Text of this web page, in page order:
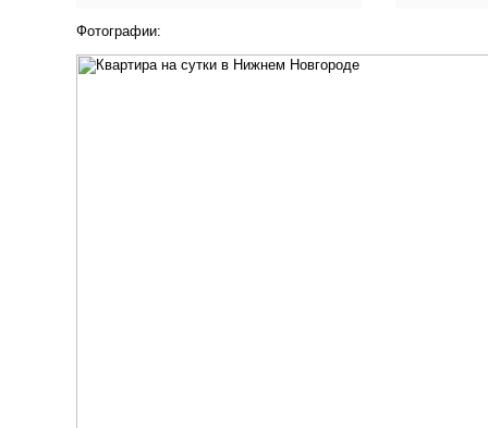
Фотографии: